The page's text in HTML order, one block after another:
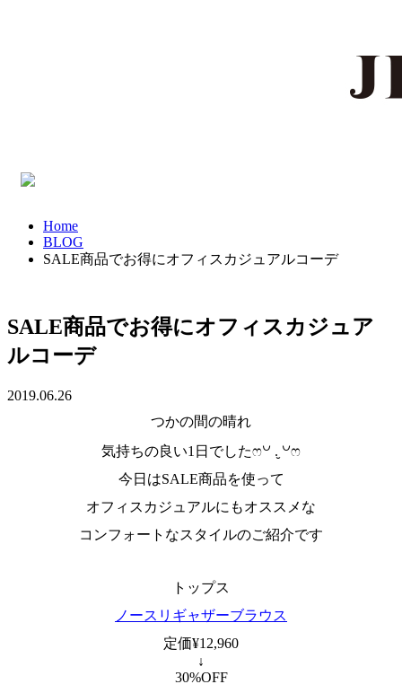
Home
BLOG
SALE商品でお得にオフィスカジュアルコーデ
SALE商品でお得にオフィスカジュア
ルコーデ
2019.06.26
つかの間の晴れ
気持ちの良い1日でしたෆ꒡ .̮ ꒡ෆ
今日はSALE商品を使って
オフィスカジュアルにもオススメな
コンフォートなスタイルのご紹介です
トップス
ノースリギャザーブラウス
定価¥12,960
↓
30%OFF